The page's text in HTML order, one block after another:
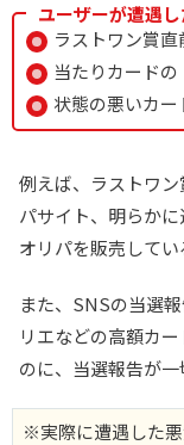
ユーザーが遭遇
ラストワン賞
当たりカードの
状態の悪いカ
例えば、ラストワ
パサイト、明らか
オリパを販売してい
また、SNSの当選
リエなどの高額カ
のに、当選報告が一
※実際に遭遇した